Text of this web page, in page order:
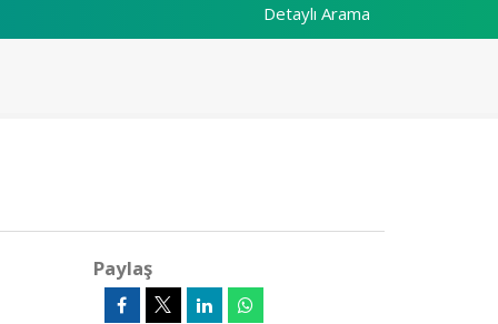
Detaylı Arama
Paylaş